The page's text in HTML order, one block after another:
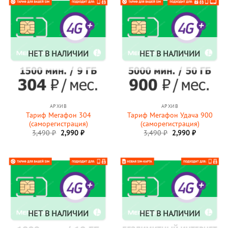
НЕТ В НАЛИЧИИ
АРХИВ
Тариф Мегафон 304
(саморегистрация)
3,490₽ Первоначальная
цена
2,990 ₽Текущая
НЕТ В НАЛИЧИИ
АРХИВ
Тариф Мегафон Удача 900
(саморегистрация)
3,490₽ Первоначальная
цена
2,990 ₽Текущая
НЕТ В НАЛИЧИИ НЕТ В НАЛИЧИИ